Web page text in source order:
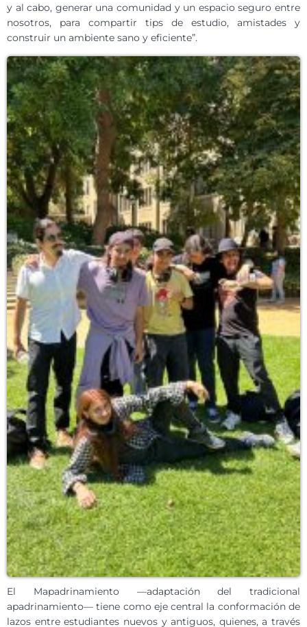
y al cabo, generar una comunidad y un espacio seguro entre
nosotros, para compartir tips de estudio, amistades y
construir un ambiente sano y eficiente”.
El Mapadrinamiento —adaptación del tradicional
apadrinamiento— tiene como eje central la conformación de
lazos entre estudiantes nuevos y antiguos, quienes, a través